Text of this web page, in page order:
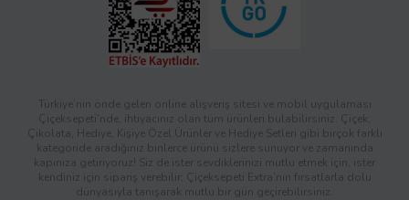
Türkiye’nin önde gelen online alışveriş sitesi ve mobil uygulaması
Çiçeksepeti’nde, ihtiyacınız olan tüm ürünleri bulabilirsiniz. Çiçek,
Çikolata, Hediye, Kişiye Özel Ürünler ve Hediye Setleri gibi birçok farklı
kategoride aradığınız binlerce ürünü sizlere sunuyor ve zamanında
kapınıza getiriyoruz! Siz de ister sevdiklerinizi mutlu etmek için, ister
kendiniz için sipariş verebilir; Çiçeksepeti Extra’nın fırsatlarla dolu
dünyasıyla tanışarak mutlu bir gün geçirebilirsiniz.